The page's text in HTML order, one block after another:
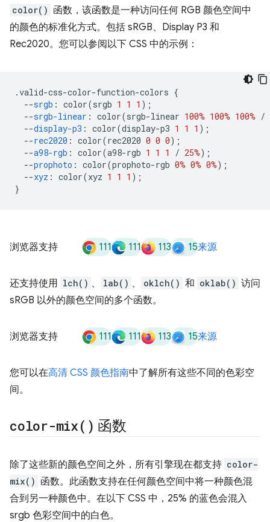
color() 函数，该函数是一种访问任何 RGB 颜色空间中
的颜色的标准化方式。包括 sRGB、Display P3 和
Rec2020。您可以参阅以下 CSS 中的示例：
.valid-css-color-function-colors {
--srgb : color(srgb 1 1 1 );
--srgb-linear : color(srgb-linear 100% 100% 100% /
--display-p3 : color(display-p3 1 1 1 );
--rec2020 : color(rec2020 0 0 0);
--a98-rgb : color(a98-rgb 1 1 1 / 25%);
--prophoto : color(prophoto-rgb 0% 0% 0%);
--xyz : color(xyz 1 1 1 );
}
浏览器支持 111 111 113 15来源
还支持使用 lch() 、 lab() 、 oklch() 和 oklab() 访问
sRGB 以外的颜色空间的多个函数。
浏览器支持 111 111 113 15来源
您可以在高清 CSS 颜色指南中了解所有这些不同的色彩空
间。
color-mix( ) 函数
除了这些新的颜色空间之外，所有引擎现在都支持 color-
mix() 函数。此函数支持在任何颜色空间中将一种颜色混
合到另一种颜色中。在以下 CSS 中，25% 的蓝色会混入
srgb 色彩空间中的白色。